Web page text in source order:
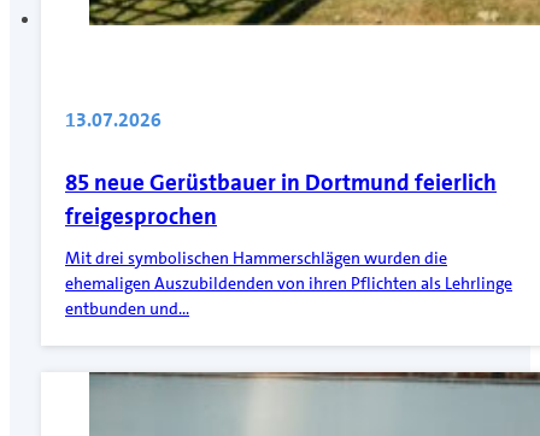
13.07.2026
85 neue Gerüstbauer in Dortmund feierlich
freigesprochen
Mit drei symbolischen Hammerschlägen wurden die
ehemaligen Auszubildenden von ihren Pflichten als Lehrlinge
entbunden und…